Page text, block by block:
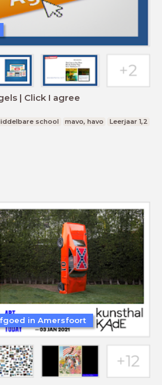
| Click I agree
school mavo, havo Leerjaar 1,2
in Amersfoort